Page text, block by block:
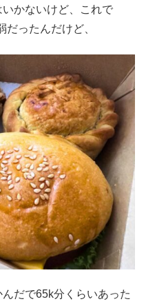
かないけど、これで
ったんだけど、
だで65k分くらいあった